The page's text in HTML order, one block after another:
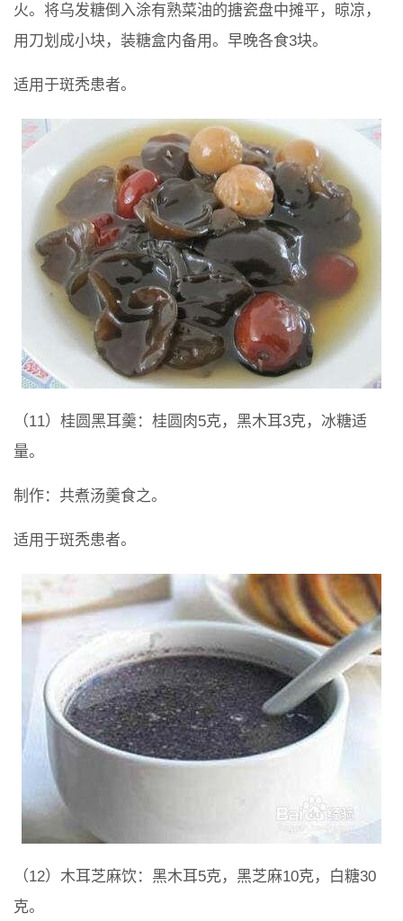
火。将乌发糖倒入涂有熟菜油的搪瓷盘中摊平，晾凉，
用刀划成小块，装糖盒内备用。早晚各食3块。
适用于斑秃患者。
（11）桂圆黑耳羹：桂圆肉5克，黑木耳3克，冰糖适
量。
制作：共煮汤羹食之。
适用于斑秃患者。
（12）木耳芝麻饮：黑木耳5克，黑芝麻10克，白糖30
克。